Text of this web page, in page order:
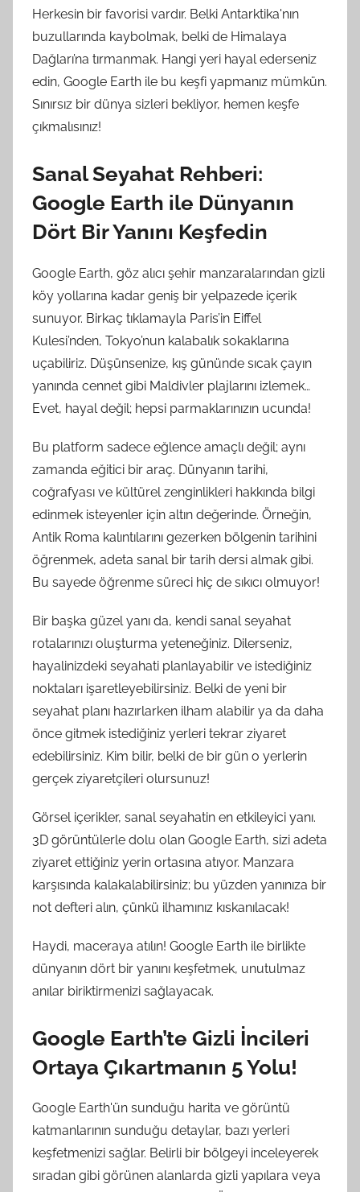
Herkesin bir favorisi vardır. Belki Antarktika'nın
buzullarında kaybolmak, belki de Himalaya
Dağları’na tırmanmak. Hangi yeri hayal ederseniz
edin, Google Earth ile bu keşfi yapmanız mümkün.
Sınırsız bir dünya sizleri bekliyor, hemen keşfe
çıkmalısınız!
Sanal Seyahat Rehberi:
Google Earth ile Dünyanın
Dört Bir Yanını Keşfedin
Google Earth, göz alıcı şehir manzaralarından gizli
köy yollarına kadar geniş bir yelpazede içerik
sunuyor. Birkaç tıklamayla Paris’in Eiffel
Kulesi’nden, Tokyo’nun kalabalık sokaklarına
uçabiliriz. Düşünsenize, kış gününde sıcak çayın
yanında cennet gibi Maldivler plajlarını izlemek…
Evet, hayal değil; hepsi parmaklarınızın ucunda!
Bu platform sadece eğlence amaçlı değil; aynı
zamanda eğitici bir araç. Dünyanın tarihi,
coğrafyası ve kültürel zenginlikleri hakkında bilgi
edinmek isteyenler için altın değerinde. Örneğin,
Antik Roma kalıntılarını gezerken bölgenin tarihini
öğrenmek, adeta sanal bir tarih dersi almak gibi.
Bu sayede öğrenme süreci hiç de sıkıcı olmuyor!
Bir başka güzel yanı da, kendi sanal seyahat
rotalarınızı oluşturma yeteneğiniz. Dilerseniz,
hayalinizdeki seyahati planlayabilir ve istediğiniz
noktaları işaretleyebilirsiniz. Belki de yeni bir
seyahat planı hazırlarken ilham alabilir ya da daha
önce gitmek istediğiniz yerleri tekrar ziyaret
edebilirsiniz. Kim bilir, belki de bir gün o yerlerin
gerçek ziyaretçileri olursunuz!
Görsel içerikler, sanal seyahatin en etkileyici yanı.
3D görüntülerle dolu olan Google Earth, sizi adeta
ziyaret ettiğiniz yerin ortasına atıyor. Manzara
karşısında kalakalabilirsiniz; bu yüzden yanınıza bir
not defteri alın, çünkü ilhamınız kıskanılacak!
Haydi, maceraya atılın! Google Earth ile birlikte
dünyanın dört bir yanını keşfetmek, unutulmaz
anılar biriktirmenizi sağlayacak.
Google Earth’te Gizli İncileri
Ortaya Çıkartmanın 5 Yolu!
Google Earth'ün sunduğu harita ve görüntü
katmanlarının sunduğu detaylar, bazı yerleri
keşfetmenizi sağlar. Belirli bir bölgeyi inceleyerek
sıradan gibi görünen alanlarda gizli yapılara veya